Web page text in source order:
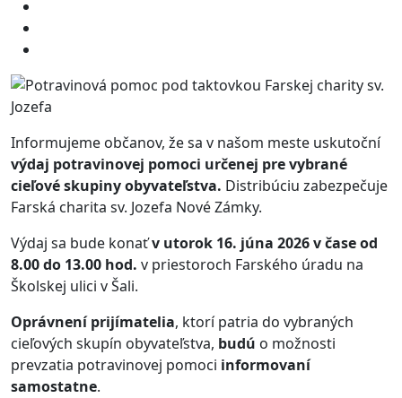
Informujeme občanov, že sa v našom meste uskutoční
výdaj potravinovej pomoci určenej pre vybrané
cieľové skupiny obyvateľstva. Distribúciu zabezpečuje
Farská charita sv. Jozefa Nové Zámky.
Výdaj sa bude konaťv utorok 16. júna 2026 v čase od
8.00 do 13.00 hod. v priestoroch Farského úradu na
Školskej ulici v Šali.
Oprávnení prijímatelia, ktorí patria do vybraných
cieľových skupín obyvateľstva, budú o možnosti
prevzatia potravinovej pomoci informovaní
samostatne.